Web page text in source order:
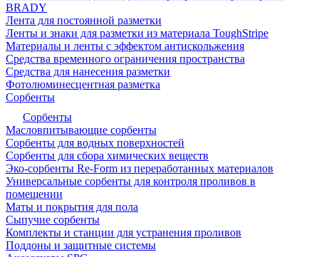
BRADY
Лента для постоянной разметки
Ленты и знаки для разметки из материала ToughStripe
Материалы и ленты с эффектом антискольжения
Средства временного ограничения пространства
Средства для нанесения разметки
Фотолюминесцентная разметка
Сорбенты
Сорбенты
Масловпитывающие сорбенты
Сорбенты для водных поверхностей
Сорбенты для сбора химических веществ
Эко-сорбенты Re-Form из переработанных материалов
Универсальные сорбенты для контроля проливов в
помещении
Маты и покрытия для пола
Сыпучие сорбенты
Комплекты и станции для устранения проливов
Поддоны и защитные системы